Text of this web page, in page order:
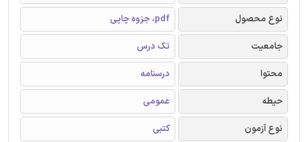
نوع محصول
pdf، جزوه چاپی
جامعیت
تک درس
محتوا
درسنامه
حیطه
عمومی
نوع آزمون
کتبی